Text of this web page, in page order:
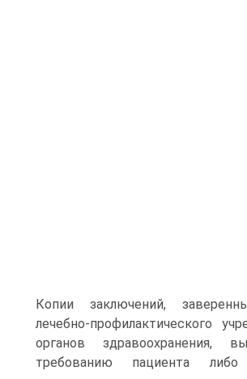
Копии заключений,
лечебно-профилактического
органов здравоохранения,
требованию пациента